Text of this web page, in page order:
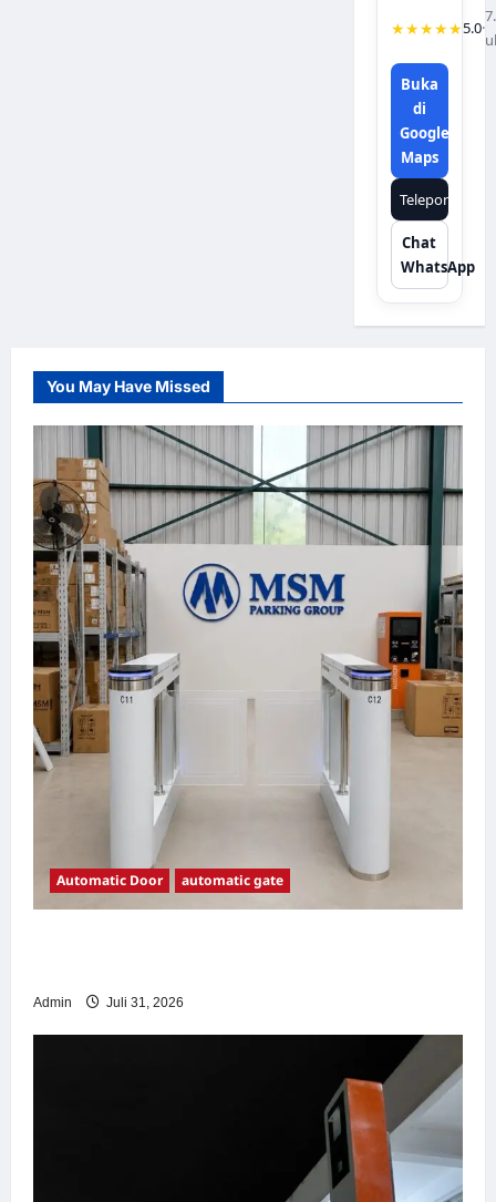
★★★★★5.0·
Buka
di
Google
Maps
Telepon
Chat
WhatsApp
You May Have Missed
Automatic Door automatic gate
Admin Juli 31, 2026